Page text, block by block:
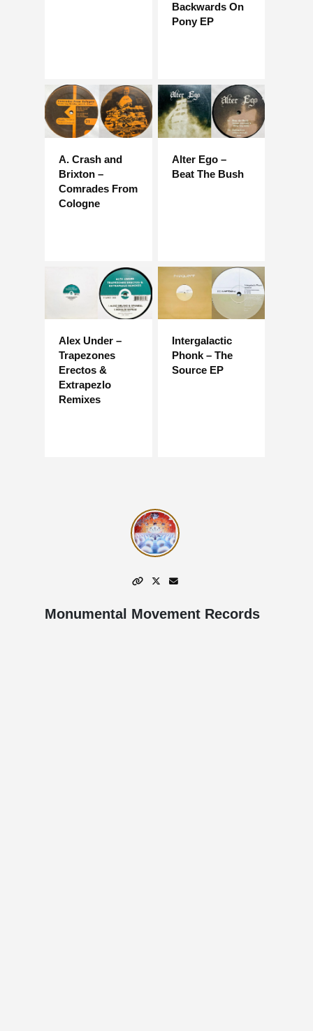
Backwards On
Pony EP
A. Crash and
Brixton –
Comrades From
Cologne
Alter Ego –
Beat The Bush
Alex Under –
Trapezones
Erectos &
Extrapezlo
Remixes
Intergalactic
Phonk – The
Source EP
Monumental Movement Records